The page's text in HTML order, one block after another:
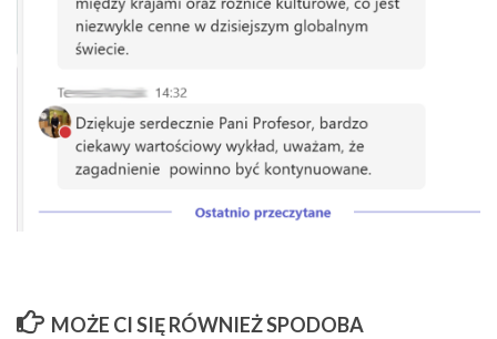
MOŻE CI SIĘ RÓWNIEŻ SPODOBA